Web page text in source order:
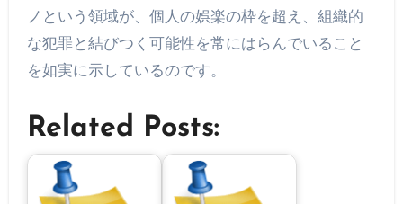
ノという領域が、個人の娯楽の枠を超え、組織的
な犯罪と結びつく可能性を常にはらんでいること
を如実に示しているのです。
Related Posts: